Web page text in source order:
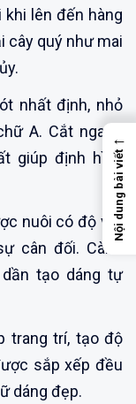
khi lên đến hàng
cây quý như mai
nhất định, nhỏ
A. Cắt ngang
giúp định hình
nuôi có độ vót
cân đối. Cành
tạo dáng tự
trang trí, tạo độ
sắp xếp đều
dáng đẹp.
←
Nội dung bài viết